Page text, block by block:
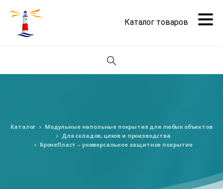
Поиск
Каталог
Модульные напольные покрытия для любых объектов
Для складов, цехов и производства
БронеПласт – универсальное защитное покрытие